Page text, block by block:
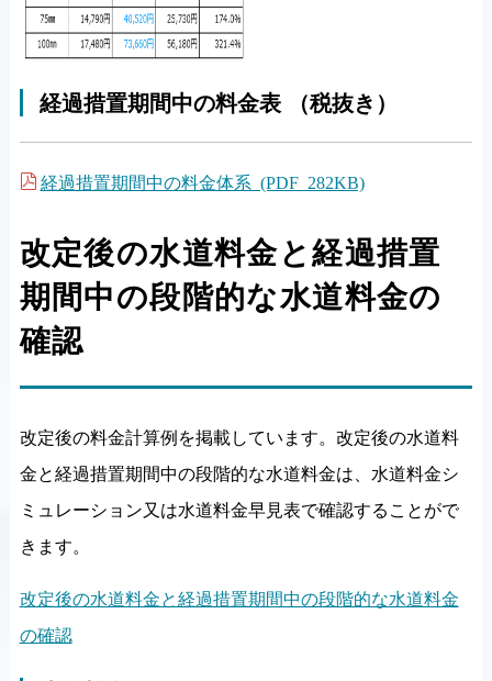
経過措置期間中の料金表 （税抜き）
経過措置期間中の料金体系 (PDF 282KB)
改定後の水道料金と経過措置
期間中の段階的な水道料金の
確認
改定後の料金計算例を掲載しています。改定後の水道料
金と経過措置期間中の段階的な水道料金は、水道料金シ
ミュレーション又は水道料金早見表で確認することがで
きます。
改定後の水道料金と経過措置期間中の段階的な水道料金
の確認